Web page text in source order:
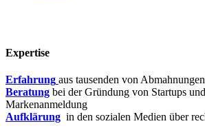
Expertise
Erfahrung aus tausenden von
Beratung bei der Gründung von Startups
Markenanmeldung
Aufklärung in den sozialen Medien über